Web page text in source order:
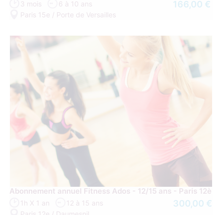
3 mois
6 à 10 ans
Paris 15e / Porte de Versailles
166,00 €
Abonnement annuel Fitness Ados - 12/15 ans - Paris 12è
1h X 1 an
12 à 15 ans
300,00 €